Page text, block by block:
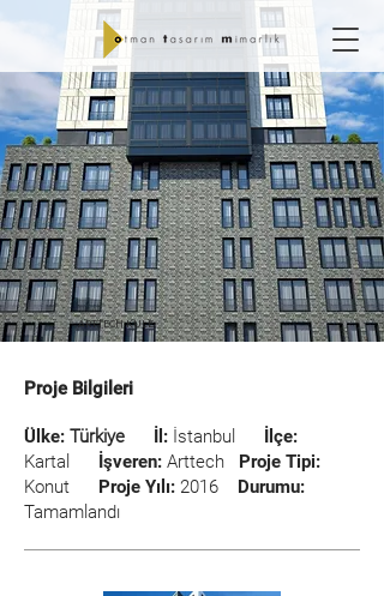
ARTTECH KULE
Proje Bilgileri
Ülke: Türkiye İl: İstanbul İlçe:
Kartal
İşveren: Arttech Proje Tipi:
Konut Proje Yılı: 2016 Durumu:
Tamamlandı